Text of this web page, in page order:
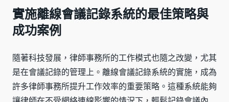
實施離線會議記錄系統的最佳策略與
成功案例
隨著科技發展，律師事務所的工作模式也隨之改變，尤其
是在會議記錄的管理上。離線會議記錄系統的實施，成為
許多律師事務所提升工作效率的重要策略。這種系統能夠